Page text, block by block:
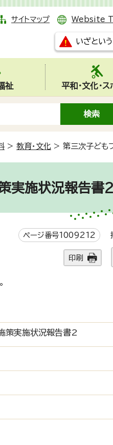
サイトマップ Website
いざとい
祉 平和・文化・
> 教育・文化 > 第三次子ども
実施状況報告書2
ページ番号1009212
印刷
策実施状況報告書2